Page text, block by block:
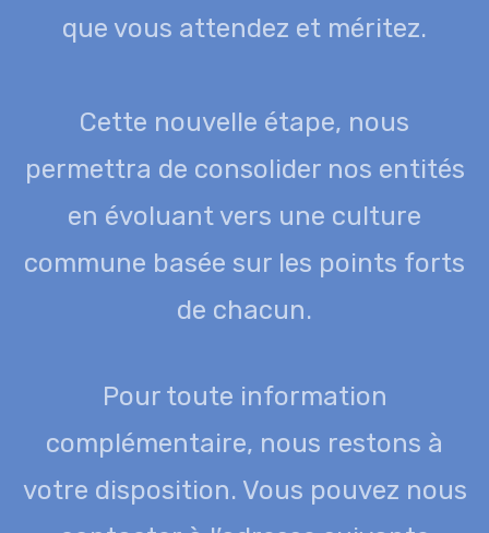
que vous attendez et méritez.
Cette nouvelle étape, nous
permettra de consolider nos entités
en évoluant vers une culture
commune basée sur les points forts
de chacun.
Pour toute information
complémentaire, nous restons à
votre disposition. Vous pouvez nous